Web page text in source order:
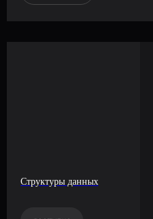
Структуры данных